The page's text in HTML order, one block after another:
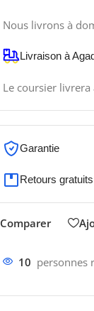
Nous livrons à
Livraison à
Le coursier livrera
Garantie
Retours
Comparer
10 personnes